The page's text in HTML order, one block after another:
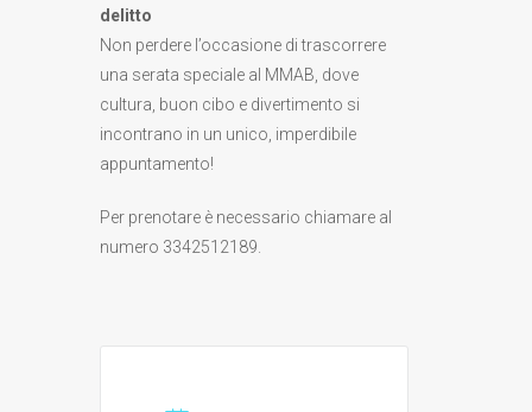
delitto
Non perdere l’occasione di trascorrere
una serata speciale al MMAB, dove
cultura, buon cibo e divertimento si
incontrano in un unico, imperdibile
appuntamento!
Per prenotare è necessario chiamare al
numero 3342512189.